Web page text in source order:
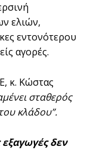
ελιών,
εντονότερου
αγορές.
κ. Κώστας
σταθερός
κλάδου”.
εξαγωγές δεν